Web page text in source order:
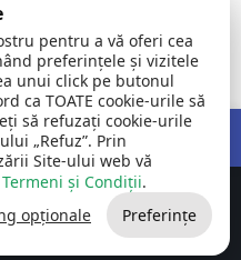
Toate drepturile
rezervate
Publice SRL
pentru a vă oferi cea
preferințele și vizitele
unui click pe butonul
ca TOATE cookie-urile să
să refuzați cookie-urile
„Refuz”. Prin
Site-ului web vă
Termeni și Condiții.
opționale Preferințe